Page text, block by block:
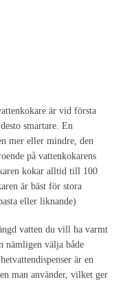
är vid första
smartare. En
mer eller mindre, den
på vattenkokarens
kokar alltid till 100
är bäst för stora
eller liknande)
vatten du vill ha varmt
nämligen välja både
är en
man använder, vilket ger